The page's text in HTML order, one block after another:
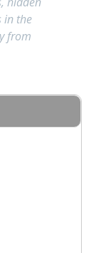
in the
from